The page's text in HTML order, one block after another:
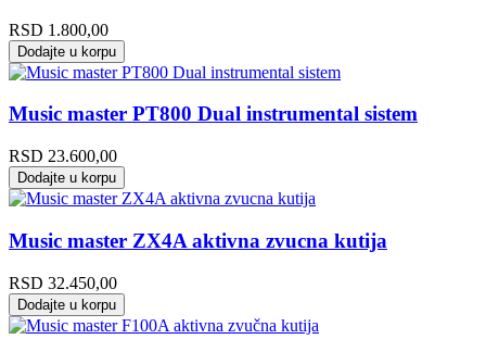
RSD 1.800,00
Dodajte u korpu
Music master PT800 Dual instrumental sistem
RSD 23.600,00
Dodajte u korpu
Music master ZX4A aktivna zvucna kutija
RSD 32.450,00
Dodajte u korpu